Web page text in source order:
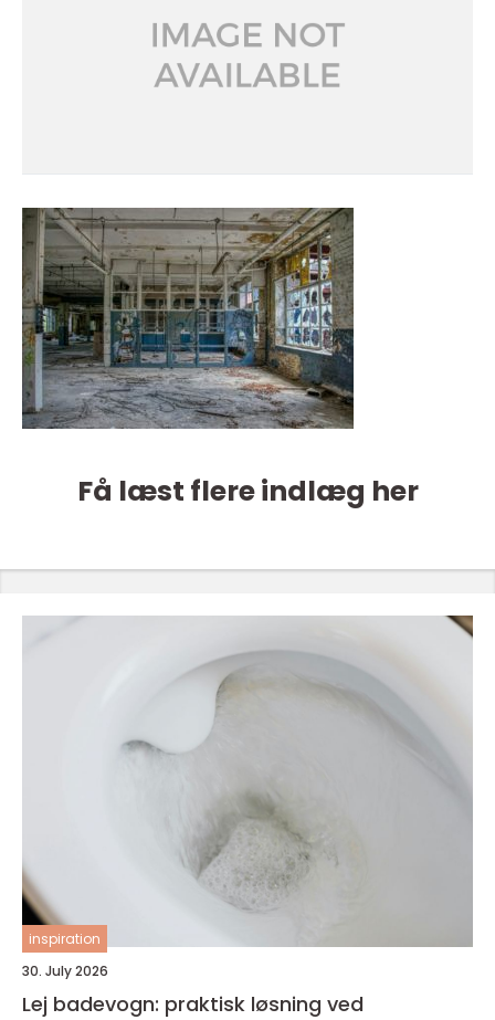
Få læst flere indlæg her
inspiration
30. July 2026
Lej badevogn: praktisk løsning ved